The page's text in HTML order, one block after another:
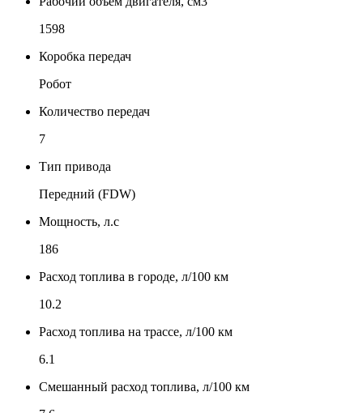
1598
Коробка передач
Робот
Количество передач
7
Тип привода
Передний (FDW)
Мощность, л.с
186
Расход топлива в городе, л/100 км
10.2
Расход топлива на трассе, л/100 км
6.1
Смешанный расход топлива, л/100 км